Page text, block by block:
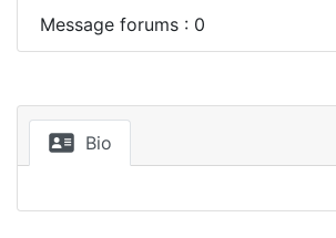
Message forums : 0
Bio